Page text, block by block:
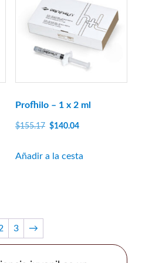
Profhilo – 1 x 2 ml
$155.17 El
original
$140.04
actual
Añadir a la cesta
3 →